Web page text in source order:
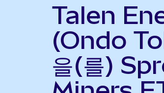
Talen
(Ondo
을(를)